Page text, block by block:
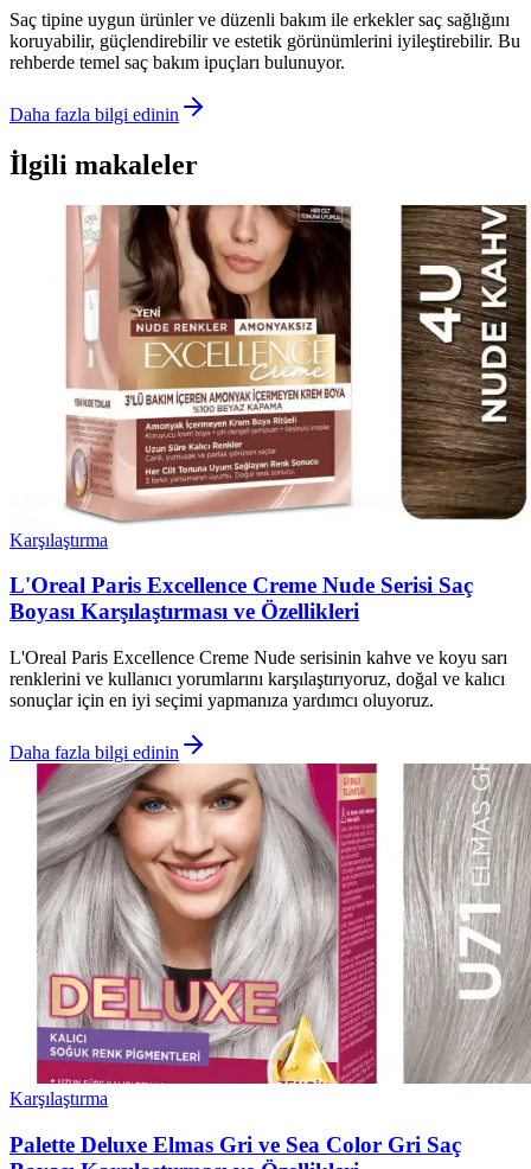
Saç tipine uygun ürünler ve düzenli bakım ile erkekler saç sağlığını
koruyabilir, güçlendirebilir ve estetik görünümlerini iyileştirebilir. Bu
rehberde temel saç bakım ipuçları bulunuyor.
Daha fazla bilgi edinin
İlgili makaleler
Karşılaştırma
L'Oreal Paris Excellence Creme Nude Serisi Saç
Boyası Karşılaştırması ve Özellikleri
L'Oreal Paris Excellence Creme Nude serisinin kahve ve koyu sarı
renklerini ve kullanıcı yorumlarını karşılaştırıyoruz, doğal ve kalıcı
sonuçlar için en iyi seçimi yapmanıza yardımcı oluyoruz.
Daha fazla bilgi edinin
Karşılaştırma
Palette Deluxe Elmas Gri ve Sea Color Gri Saç